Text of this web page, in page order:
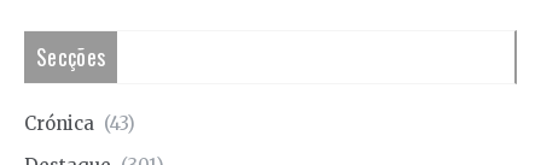
Secções
Crónica (43)